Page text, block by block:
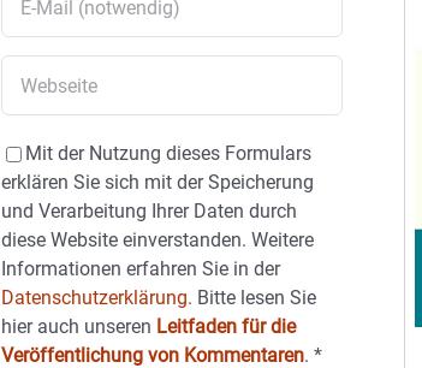
Mit der Nutzung dieses Formulars
erklären Sie sich mit der Speicherung
und Verarbeitung Ihrer Daten durch
diese Website einverstanden. Weitere
Informationen erfahren Sie in der
Datenschutzerklärung. Bitte lesen Sie
hier auch unseren Leitfaden für die
Veröffentlichung von Kommentaren.*